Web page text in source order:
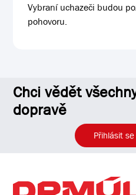
Vybraní uchazeči budou
pohovoru.
Chci vědět
dopravě
Přihlásit